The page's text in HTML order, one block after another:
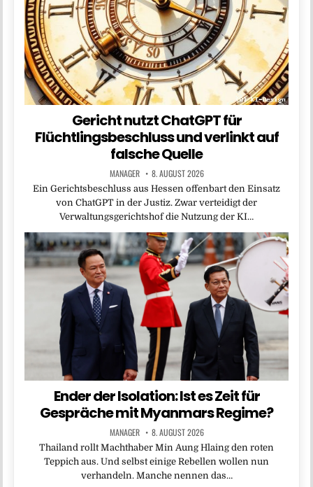
Gericht nutzt ChatGPT für
Flüchtlingsbeschluss und verlinkt auf
falsche Quelle
MANAGER 8. AUGUST 2026
Ein Gerichtsbeschluss aus Hessen offenbart den Einsatz
von ChatGPT in der Justiz. Zwar verteidigt der
Verwaltungsgerichtshof die Nutzung der KI…
Ender der Isolation: Ist es Zeit für
Gespräche mit Myanmars Regime?
MANAGER 8. AUGUST 2026
Thailand rollt Machthaber Min Aung Hlaing den roten
Teppich aus. Und selbst einige Rebellen wollen nun
verhandeln. Manche nennen das…